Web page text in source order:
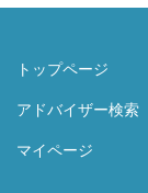
トップページ
アドバイザー検索
マイページ